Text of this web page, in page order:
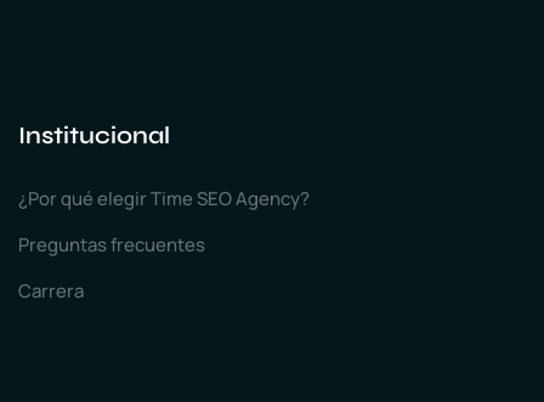
Institucional
¿Por qué elegir Time SEO Agency?
Preguntas frecuentes
Carrera